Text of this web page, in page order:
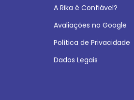
A Rika é Confiável?
Avaliações no Google
Política de Privacidade
Dados Legais